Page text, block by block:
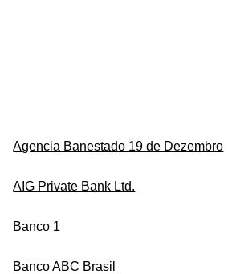
Agencia Banestado 19 de Dezembro
AIG Private Bank Ltd.
Banco 1
Banco ABC Brasil